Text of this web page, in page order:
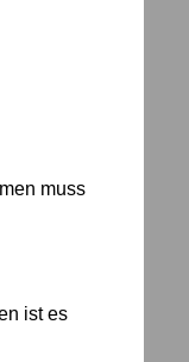
muss
ist es